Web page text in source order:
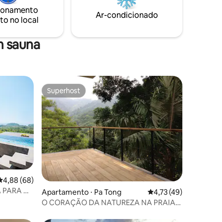
no local
Ar-condicionado
sauna
de uma avaliação média de 5, 68 avaliações
4,88 (68)
O
Superhost
Superhost
Apartamento ⋅ Pa Tong 4,73 de uma
4,73 (49)
O CORAÇÃO DA NATUREZA NA PRAIA